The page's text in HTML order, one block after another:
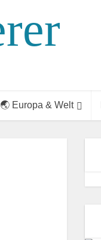
🌏 Europa & Welt